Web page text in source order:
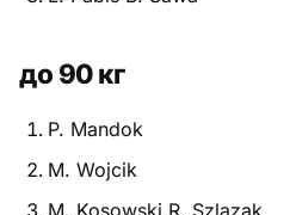
до 90 кг
P. Mandok
M. Wojcik
M. Kosowski R. Szlazak